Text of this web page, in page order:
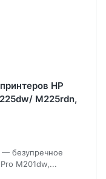
HP
M225rdn,
— безупречное
M201dw,...